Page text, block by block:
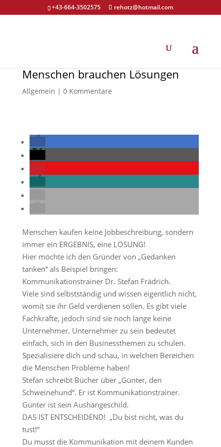
+43-664-3502575 rehotz@hotmail.com
Menschen brauchen Lösungen
Allgemein | 0 Kommentare
Menschen kaufen keine Jobbeschreibung, sondern
immer ein ERGEBNIS, eine LÖSUNG!
Hier möchte ich den Gründer von „Gedanken
tanken“ als Beispiel bringen:
Kommunikationstrainer Dr. Stefan Frädrich.
Viele sind selbstständig und wissen eigentlich nicht,
womit sie ihr Geld verdienen sollen. Es gibt viele
Fachkräfte, jedoch sind sie noch lange keine
Unternehmer. Unternehmer zu sein bedeutet
einfach, sich in den Businessthemen zu schulen.
Spezialisiere dich und schau, in welchen Bereichen
die Menschen Probleme haben!
Stefan schreibt Bücher über „Günter, den
Schweinehund“. Er ist Kommunikationstrainer.
Günter ist sein Aushängeschild.
DAS IST ENTSCHEIDEND! „Du bist nicht, was du
tust!“
Du musst die Kommunikation mit deinem Kunden